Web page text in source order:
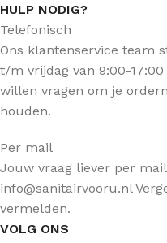
HULP NODIG?
Telefonisch
Ons klantenservice team
t/m vrijdag van 9:00-17:00
willen vragen om je
houden.
Per mail
Jouw vraag liever per
info@sanitairvooru.nl
vermelden.
VOLG ONS